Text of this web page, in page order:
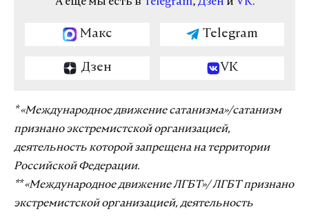
Макс Telegram
Дзен VK
* «Международное движение сатанизма»/сатанизм
признано экстремистской организацией,
деятельность которой запрещена на территории
Российской Федерации.
** «Международное движение ЛГБТ»/ ЛГБТ признано
экстремистской организацией, деятельность